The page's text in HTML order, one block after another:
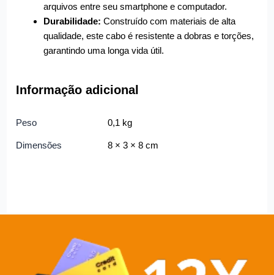
arquivos entre seu smartphone e computador.
Durabilidade: Construído com materiais de alta
qualidade, este cabo é resistente a dobras e torções,
garantindo uma longa vida útil.
Informação adicional
Peso 0,1 kg
Dimensões 8 × 3 × 8 cm